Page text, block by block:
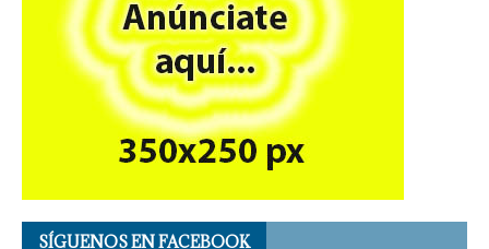
SÍGUENOS EN FACEBOOK